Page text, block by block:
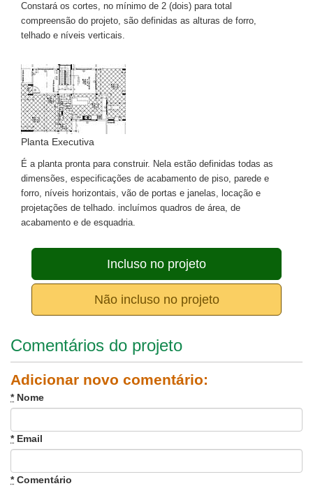
Constará os cortes, no mínimo de 2 (dois) para total
compreensão do projeto, são definidas as alturas de forro,
telhado e níveis verticais.
Planta Executiva
É a planta pronta para construir. Nela estão definidas todas as
dimensões, especificações de acabamento de piso, parede e
forro, níveis horizontais, vão de portas e janelas, locação e
projetações de telhado. incluímos quadros de área, de
acabamento e de esquadria.
Incluso no projeto
Não incluso no projeto
Comentários do projeto
Adicionar novo comentário:
*Nome
*Email
*Comentário